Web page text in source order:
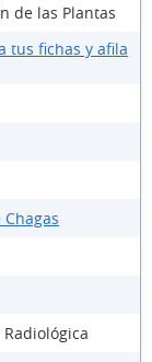
de las Plantas
tus fichas y afila